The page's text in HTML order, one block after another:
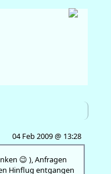
04 Feb 2009 @ 13:28
😉 ), Anfragen
Hinflug entgangen